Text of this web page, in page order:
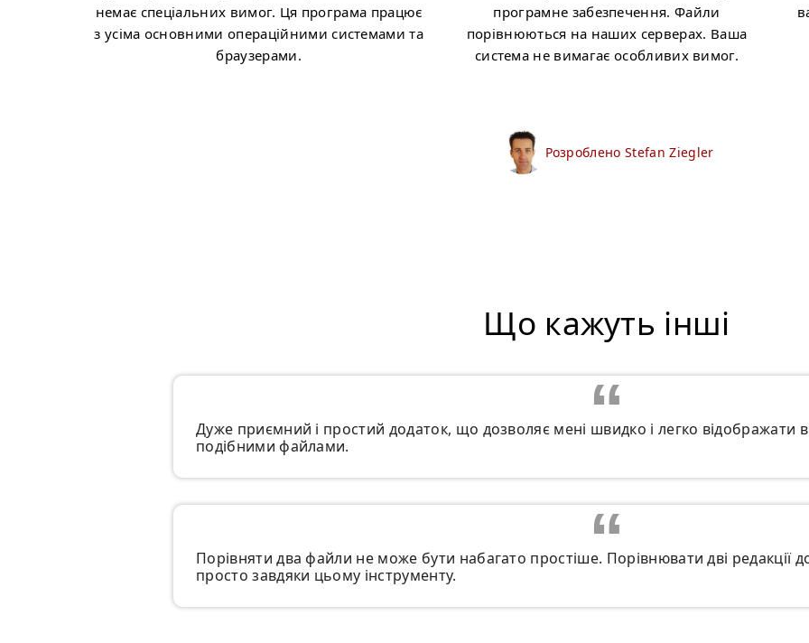
немає спеціальних вимог. Ця програма працює
з усіма основними операційними системами та
браузерами.
програмне забезпечення. Файли
порівнюються на наших серверах. Ваша
система не вимагає особливих вимог.
Розроблено Stefan Ziegler
Що кажуть інші
Дуже приємний і простий додаток, що дозволяє мені швидко і легко відображати
подібними файлами.
Порівняти два файли не може бути набагато простіше. Порівнювати дві редакції
просто завдяки цьому інструменту.